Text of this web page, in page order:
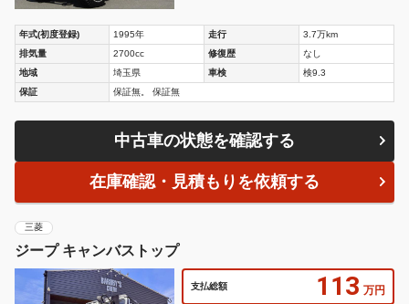
年式(初度登録) 1995年 走行
3.7万km
排気量
2700cc 修復歴
なし
地域
埼玉県 車検
検9.3
保証
保証無。 保証無
中古車の状態を確認する
在庫確認・見積もりを依頼する
三菱
ジープ キャンバストップ
支払総額 113 万円